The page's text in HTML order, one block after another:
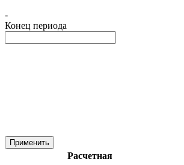
-
Конец периода
Применить
Расчетная